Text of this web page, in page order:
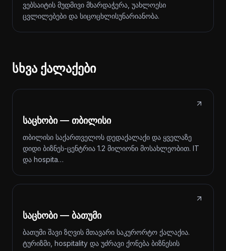
ვებსაიტის მუდმივი მხარდაჭერა, უახლოესი
ცვლილებები და სიცოცხლისუნარიანობა.
სხვა ქალაქები
საცხობი — თბილისი
თბილისი საქართველოს დედაქალაქი და ყველაზე
დიდი ბიზნეს-ცენტრია 1.2 მილიონი მოსახლეობით. IT
და hospita…
საცხობი — ბათუმი
ბათუმი შავი ზღვის მთავარი საკურორტო ქალაქია.
ტურიზმი, hospitality და უძრავი ქონება ბიზნესის